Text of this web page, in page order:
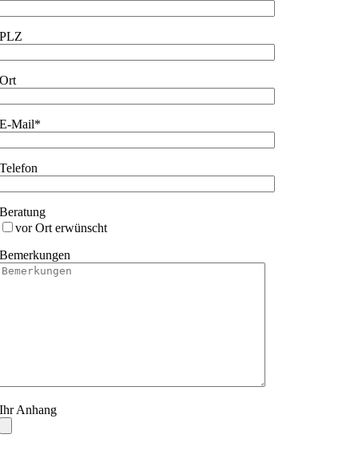
PLZ
Ort
E-Mail*
Telefon
Beratung
vor Ort erwünscht
Bemerkungen
Ihr Anhang